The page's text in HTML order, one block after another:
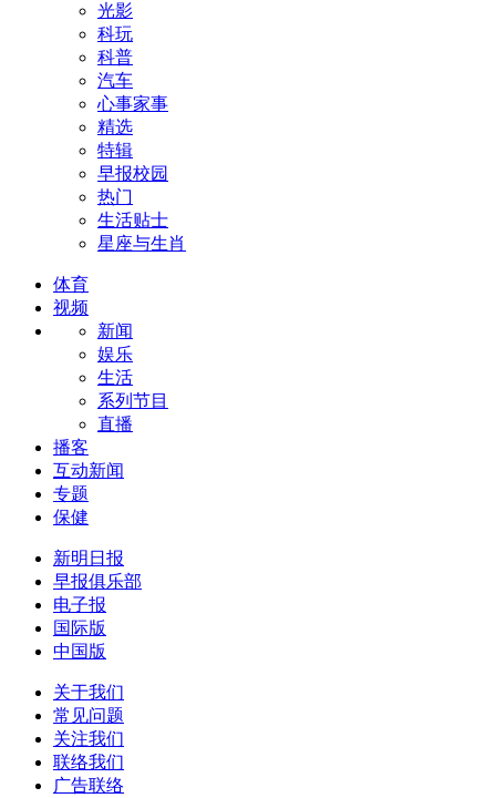
光影
科玩
科普
汽车
心事家事
精选
特辑
早报校园
热门
生活贴士
星座与生肖
体育
视频
新闻
娱乐
生活
系列节目
直播
播客
互动新闻
专题
保健
新明日报
早报俱乐部
电子报
国际版
中国版
关于我们
常见问题
关注我们
联络我们
广告联络